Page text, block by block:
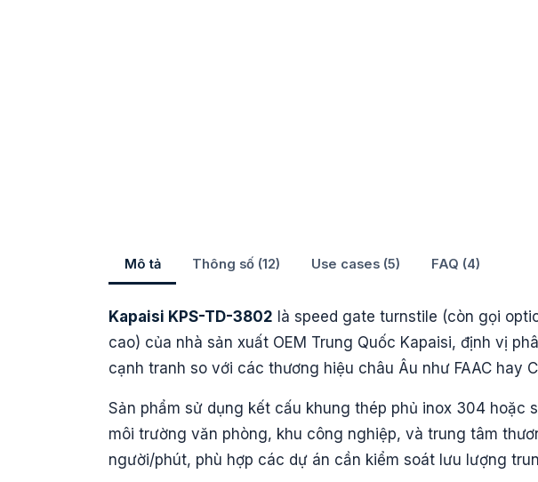
Mô tả Thông số (12) Use cases (5) FAQ (4)
Kapaisi KPS-TD-3802 là speed gate turnstile (còn gọi
cao) của nhà sản xuất OEM Trung Quốc Kapaisi, định vị
cạnh tranh so với các thương hiệu châu Âu như FAAC hay
Sản phẩm sử dụng kết cấu khung thép phủ inox 304 hoặc
môi trường văn phòng, khu công nghiệp, và trung tâm
người/phút, phù hợp các dự án cần kiểm soát lưu lượng